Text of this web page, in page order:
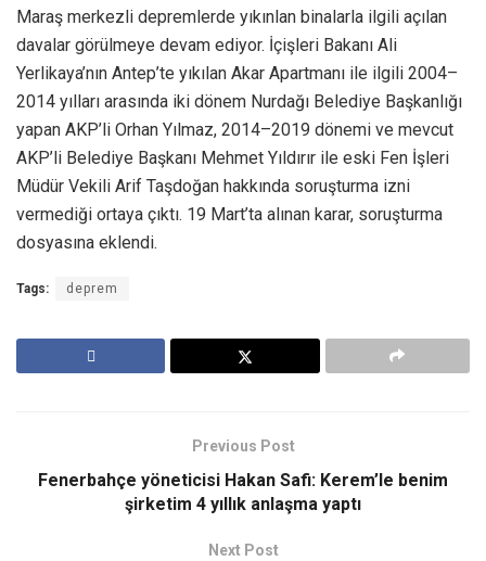
Maraş merkezli depremlerde yıkınlan binalarla ilgili açılan
davalar görülmeye devam ediyor. İçişleri Bakanı Ali
Yerlikaya’nın Antep’te yıkılan Akar Apartmanı ile ilgili 2004–
2014 yılları arasında iki dönem Nurdağı Belediye Başkanlığı
yapan AKP’li Orhan Yılmaz, 2014–2019 dönemi ve mevcut
AKP’li Belediye Başkanı Mehmet Yıldırır ile eski Fen İşleri
Müdür Vekili Arif Taşdoğan hakkında soruşturma izni
vermediği ortaya çıktı. 19 Mart’ta alınan karar, soruşturma
dosyasına eklendi.
Tags: deprem
Previous Post
Fenerbahçe yöneticisi Hakan Safi: Kerem’le benim
şirketim 4 yıllık anlaşma yaptı
Next Post